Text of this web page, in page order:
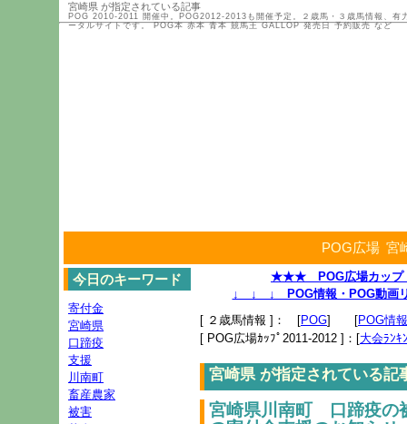
宮崎県 が指定されている記事
POG 2010-2011 開催中。POG2012-2013も開催予定。２歳馬・３歳馬情報、
ータルサイトです。 POG本 赤本 青本 競馬王 GALLOP 発売日 予約販売 など
POG広場 宮
宮崎県 が指定されている記
宮崎県川南町 口蹄疫の
今日のキーワード
寄付金
宮崎県
口蹄疫
支援
川南町
畜産農家
被害
★★★ POG広場カッ
↓ ↓ ↓ POG情報・POG動画
[ ２歳馬情報 ]： [POG] [POG情報
[ POG広場ｶｯﾌﾟ2011-2012 ]：[大会ﾗﾝｷ